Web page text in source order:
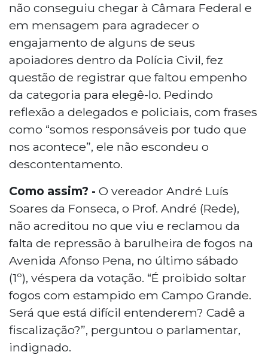
não conseguiu chegar à Câmara Federal e
em mensagem para agradecer o
engajamento de alguns de seus
apoiadores dentro da Polícia Civil, fez
questão de registrar que faltou empenho
da categoria para elegê-lo. Pedindo
reflexão a delegados e policiais, com frases
como “somos responsáveis por tudo que
nos acontece”, ele não escondeu o
descontentamento.
Como assim? - O vereador André Luís
Soares da Fonseca, o Prof. André (Rede),
não acreditou no que viu e reclamou da
falta de repressão à barulheira de fogos na
Avenida Afonso Pena, no último sábado
(1º), véspera da votação. “É proibido soltar
fogos com estampido em Campo Grande.
Será que está difícil entenderem? Cadê a
fiscalização?”, perguntou o parlamentar,
indignado.